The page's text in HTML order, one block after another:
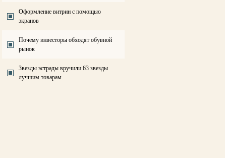
Оформление витрин с помощью
экранов
Почему инвесторы обходят обувной
рынок
Звезды эстрады вручили 63 звезды
лучшим товарам